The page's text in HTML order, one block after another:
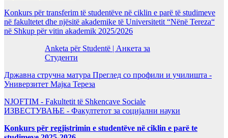
Konkurs për transferim të studentëve në ciklin e parë të studimeve
në fakultetet dhe njësitë akademike të Universitetit “Nënë Tereza“
në Shkup për vitin akademik 2025/2026
Anketa për Studentë | Анкета за
Студенти
Државна стручна матура Преглед со профили и училишта -
Универзитет Мајка Тереза
NJOFTIM - Fakultetit të Shkencave Sociale
ИЗВЕСТУВАЊЕ - Факултетот за социјални науки
Konkurs për regjistrimin e studentëve në ciklin e parë te